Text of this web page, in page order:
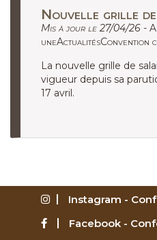
Nouvelle grille
Mis à jour le 27/04/26 -
uneActualitésConvention
La nouvelle grille de
vigueur depuis sa
17 avril.
Instagram -
Facebook -